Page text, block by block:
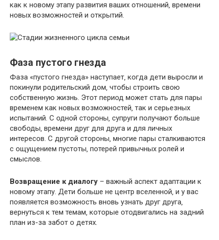
как к новому этапу развития ваших отношений‚ времени
новых возможностей и открытий.​
Фаза пустого гнезда
Фаза «пустого гнезда» наступает‚ когда дети выросли и
покинули родительский дом‚ чтобы строить свою
собственную жизнь. Этот период может стать для пары
временем как новых возможностей‚ так и серьезных
испытаний. С одной стороны‚ супруги получают больше
свободы‚ времени друг для друга и для личных
интересов.​ С другой стороны‚ многие пары сталкиваются
с ощущением пустоты‚ потерей привычных ролей и
смыслов.​
Возвращение к диалогу – важный аспект адаптации к
новому этапу.​ Дети больше не центр вселенной‚ и у вас
появляется возможность вновь узнать друг друга‚
вернуться к тем темам‚ которые отодвигались на задний
план из-за забот о детях.​